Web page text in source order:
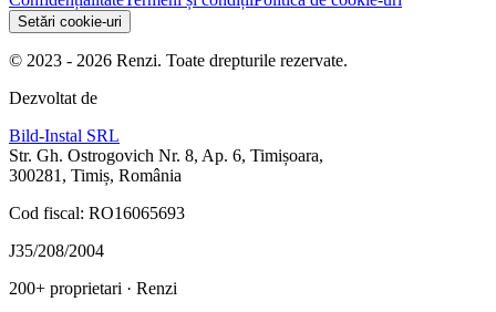
Setări cookie-uri
© 2023 - 2026 Renzi. Toate drepturile rezervate.
Dezvoltat de
Bild-Instal SRL
Str. Gh. Ostrogovich Nr. 8, Ap. 6, Timișoara,
300281, Timiș, România
Cod fiscal: RO16065693
J35/208/2004
200+ proprietari · Renzi